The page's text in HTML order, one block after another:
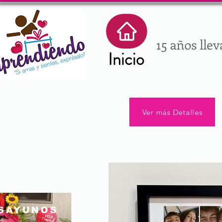
Inicio
15 años
Ver más Detalles